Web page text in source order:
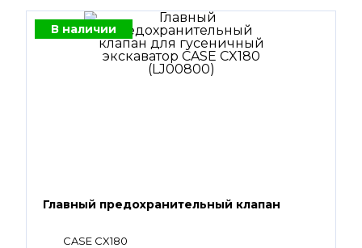
В наличии
Главный предохранительный клапан
CASE CX180